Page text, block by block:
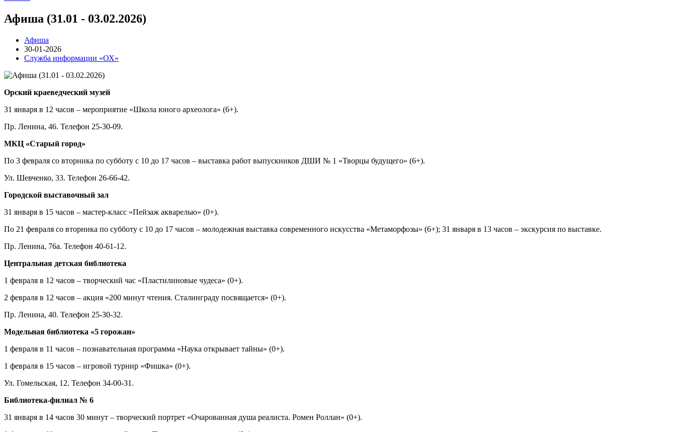
Афиша (31.01 - 03.02.2026)
Афиша
30-01-2026
Служба информации «ОХ»
Орский краеведческий музей
31 января в 12 часов – мероприятие «Школа юного археолога» (6+).
Пр. Ленина, 46. Телефон 25-30-09.
МКЦ «Старый город»
По 3 февраля со вторника по субботу с 10 до 17 часов – выставка работ выпускников ДШИ № 1 «Творцы будущего» (6+).
Ул. Шевченко, 33. Телефон 26-66-42.
Городской выставочный зал
31 января в 15 часов – мастер-класс «Пейзаж акварелью» (0+).
По 21 февраля со вторника по субботу с 10 до 17 часов – молодежная выставка современного искусства «Метаморфозы» (6+); 31 января в 13 часов – экскурсия по выставке.
Пр. Ленина, 76а. Телефон 40-61-12.
Центральная детская библиотека
1 февраля в 12 часов – творческий час «Пластилиновые чудеса» (0+).
2 февраля в 12 часов – акция «200 минут чтения. Сталинграду посвящается» (0+).
Пр. Ленина, 40. Телефон 25-30-32.
Модельная библиотека «5 горожан»
1 февраля в 11 часов – познавательная программа «Наука открывает тайны» (0+).
1 февраля в 15 часов – игровой турнир «Фишка» (0+).
Ул. Гомельская, 12. Телефон 34-00-31.
Библиотека-филиал № 6
31 января в 14 часов 30 минут – творческий портрет «Очарованная душа реалиста. Ромен Роллан» (0+).